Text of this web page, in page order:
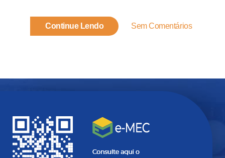
Continue Lendo Sem Comentários